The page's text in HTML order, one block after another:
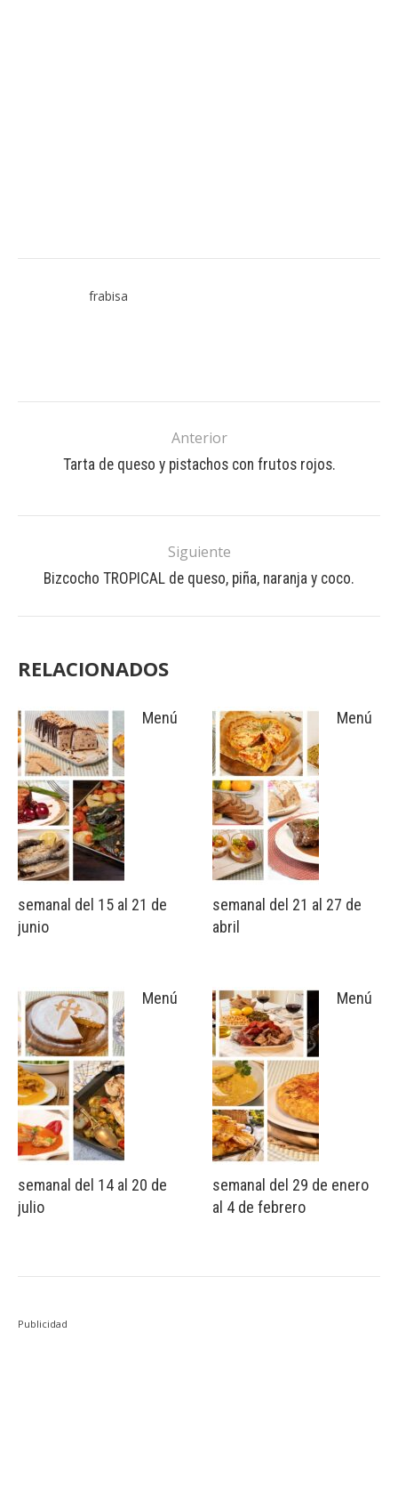
frabisa
Anterior
Tarta de queso y pistachos con frutos rojos.
Siguiente
Bizcocho TROPICAL de queso, piña, naranja y coco.
RELACIONADOS
Menú
semanal del 15 al 21 de
junio
Menú
semanal del 14 al 20 de
julio
Menú
semanal del 21 al 27 de
abril
Menú
semanal del 29 de enero
al 4 de febrero
Publicidad